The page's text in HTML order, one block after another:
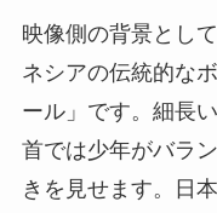
映像側の背景とし
ネシアの伝統的な
ール」です。細長
首では少年がバラ
きを見せます。日